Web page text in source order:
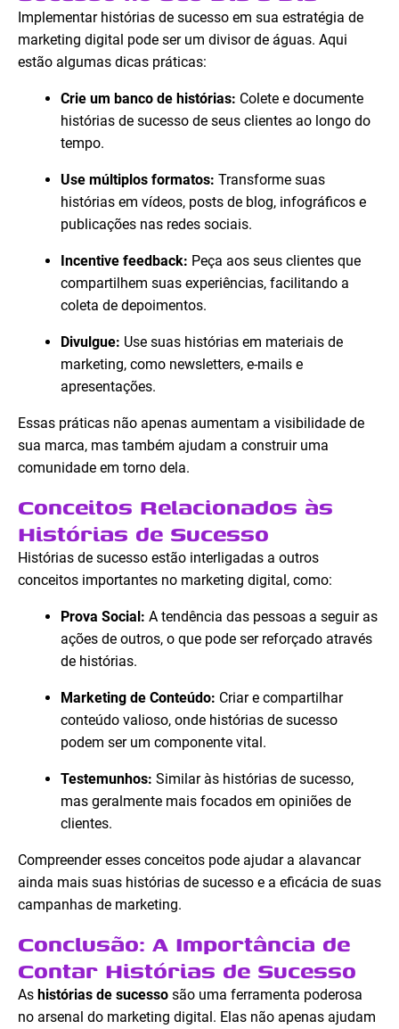
Implementar histórias de sucesso em sua estratégia de
marketing digital pode ser um divisor de águas. Aqui
estão algumas dicas práticas:
Crie um banco de histórias: Colete e documente
histórias de sucesso de seus clientes ao longo do
tempo.
Use múltiplos formatos: Transforme suas
histórias em vídeos, posts de blog, infográficos e
publicações nas redes sociais.
Incentive feedback: Peça aos seus clientes que
compartilhem suas experiências, facilitando a
coleta de depoimentos.
Divulgue: Use suas histórias em materiais de
marketing, como newsletters, e-mails e
apresentações.
Essas práticas não apenas aumentam a visibilidade de
sua marca, mas também ajudam a construir uma
comunidade em torno dela.
Conceitos Relacionados às
Histórias de Sucesso
Histórias de sucesso estão interligadas a outros
conceitos importantes no marketing digital, como:
Prova Social: A tendência das pessoas a seguir as
ações de outros, o que pode ser reforçado através
de histórias.
Marketing de Conteúdo: Criar e compartilhar
conteúdo valioso, onde histórias de sucesso
podem ser um componente vital.
Testemunhos: Similar às histórias de sucesso,
mas geralmente mais focados em opiniões de
clientes.
Compreender esses conceitos pode ajudar a alavancar
ainda mais suas histórias de sucesso e a eficácia de suas
campanhas de marketing.
Conclusão: A Importância de
Contar Histórias de Sucesso
As histórias de sucesso são uma ferramenta poderosa
no arsenal do marketing digital. Elas não apenas ajudam